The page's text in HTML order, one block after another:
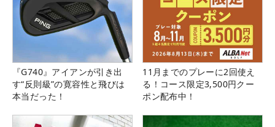
『G740』アイアンが引き出
す“反則級”の寛容性と飛びは
本当だった！
11月までのプレーに2回使え
る！コース限定3,500円クー
ポン配布中！